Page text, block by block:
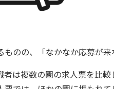
のの、「なかなか応募が
は複数の園の求人票を比